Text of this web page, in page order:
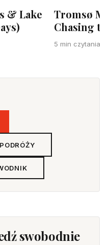
& Lake
Tromsø
Chasing
5 min czytania
swobodnie